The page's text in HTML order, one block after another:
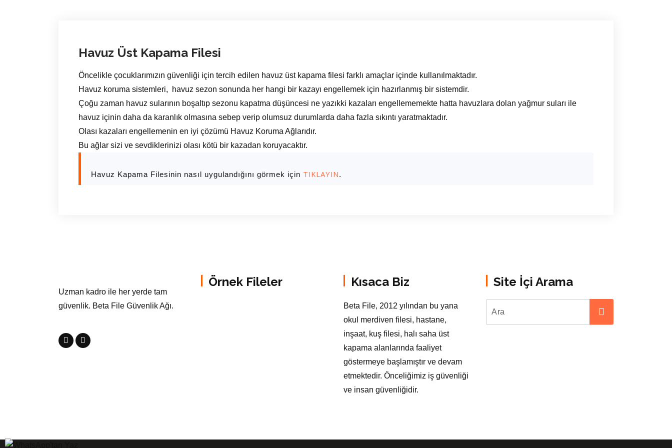
Havuz Üst Kapama Filesi
Öncelikle çocuklarımızın güvenliği için tercih edilen havuz üst kapama filesi farklı amaçlar içinde kullanılmaktadır.
Havuz koruma sistemleri, havuz sezon sonunda her hangi bir kazayı engellemek için hazırlanmış bir sistemdir.
Çoğu zaman havuz sularının boşaltıp sezonu kapatma düşüncesi ne yazıkki kazaları engellememekte hatta havuzlara dolan yağmur suları ile
havuz içinin daha da karanlık olmasına sebep verip olumsuz durumlarda daha fazla sıkıntı yaratmaktadır.
Olası kazaları engellemenin en iyi çözümü Havuz Koruma Ağlarıdır.
Bu ağlar sizi ve sevdiklerinizi olası kötü bir kazadan koruyacaktır.
Havuz Kapama Filesinin nasıl uygulandığını görmek için TIKLAYIN.
Uzman kadro ile her yerde tam
güvenlik. Beta File Güvenlik Ağı.
Örnek Fileler Kısaca Biz
Beta File, 2012 yılından bu yana
okul merdiven filesi, hastane,
inşaat, kuş filesi, halı saha üst
kapama alanlarında faaliyet
göstermeye başlamıştır ve devam
etmektedir. Önceliğimiz iş güvenliği
ve insan güvenliğidir.
Site İçi Arama